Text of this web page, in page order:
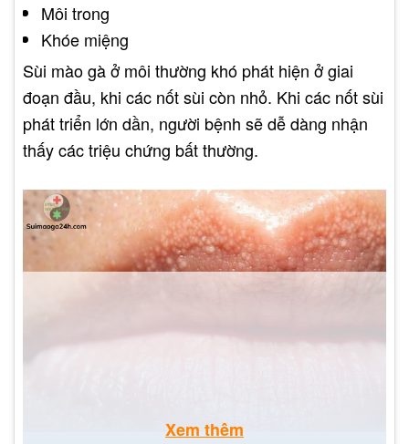
Môi trong
Khóe miệng
Sùi mào gà ở môi thường khó phát hiện ở giai
đoạn đầu, khi các nốt sùi còn nhỏ. Khi các nốt sùi
phát triển lớn dần, người bệnh sẽ dễ dàng nhận
thấy các triệu chứng bất thường.
Xem thêm